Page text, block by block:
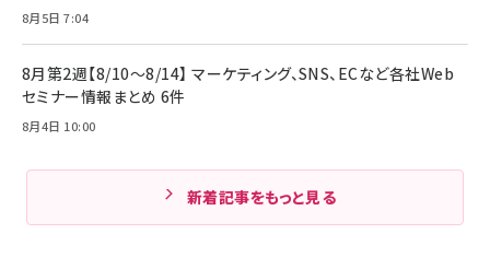
8月5日 7:04
8月第2週【8/10～8/14】 マーケティング、SNS、ECなど各社Web
セミナー情報まとめ 6件
8月4日 10:00
新着記事をもっと見る